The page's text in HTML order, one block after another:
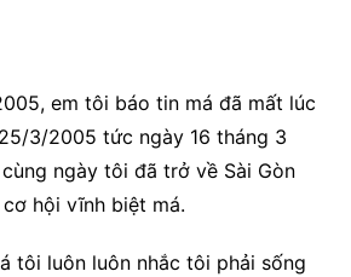
em tôi báo tin má đã mất lúc
3/2005 tức ngày 16 tháng 3
ngày tôi đã trở về Sài Gòn
hội vĩnh biệt má.
tôi luôn luôn nhắc tôi phải sống